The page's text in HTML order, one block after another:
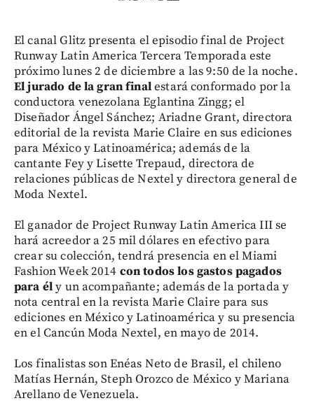
El canal Glitz presenta el episodio final de Project
Runway Latin America Tercera Temporada este
próximo lunes 2 de diciembre a las 9:50 de la noche.
El jurado de la gran finalestará conformado por la
conductora venezolana Eglantina Zingg; el
Diseñador Ángel Sánchez; Ariadne Grant, directora
editorial de la revista Marie Claire en sus ediciones
para México y Latinoamérica; además de la
cantante Fey y Lisette Trepaud, directora de
relaciones públicas de Nextel y directora general de
Moda Nextel.
El ganador de Project Runway Latin America III se
hará acreedor a 25 mil dólares en efectivo para
crear su colección, tendrá presencia en el Miami
Fashion Week 2014 con todos los gastos pagados
para ély un acompañante; además de la portada y
nota central en la revista Marie Claire para sus
ediciones en México y Latinoamérica y su presencia
en el Cancún Moda Nextel, en mayo de 2014.
Los finalistas son Enéas Neto de Brasil, el chileno
Matías Hernán, Steph Orozco de México y Mariana
Arellano de Venezuela.